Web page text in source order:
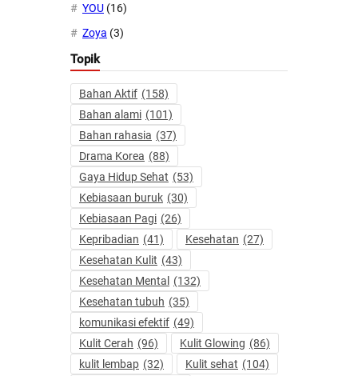
YOU (16)
Zoya (3)
Topik
Bahan Aktif (158)
Bahan alami (101)
Bahan rahasia (37)
Drama Korea (88)
Gaya Hidup Sehat (53)
Kebiasaan buruk (30)
Kebiasaan Pagi (26)
Kepribadian (41) Kesehatan (27)
Kesehatan Kulit (43)
Kesehatan Mental
(132)
Kesehatan tubuh (35)
komunikasi efektif (49)
Kulit Cerah (96) Kulit Glowing (86)
kulit lembap (32) Kulit sehat (104)